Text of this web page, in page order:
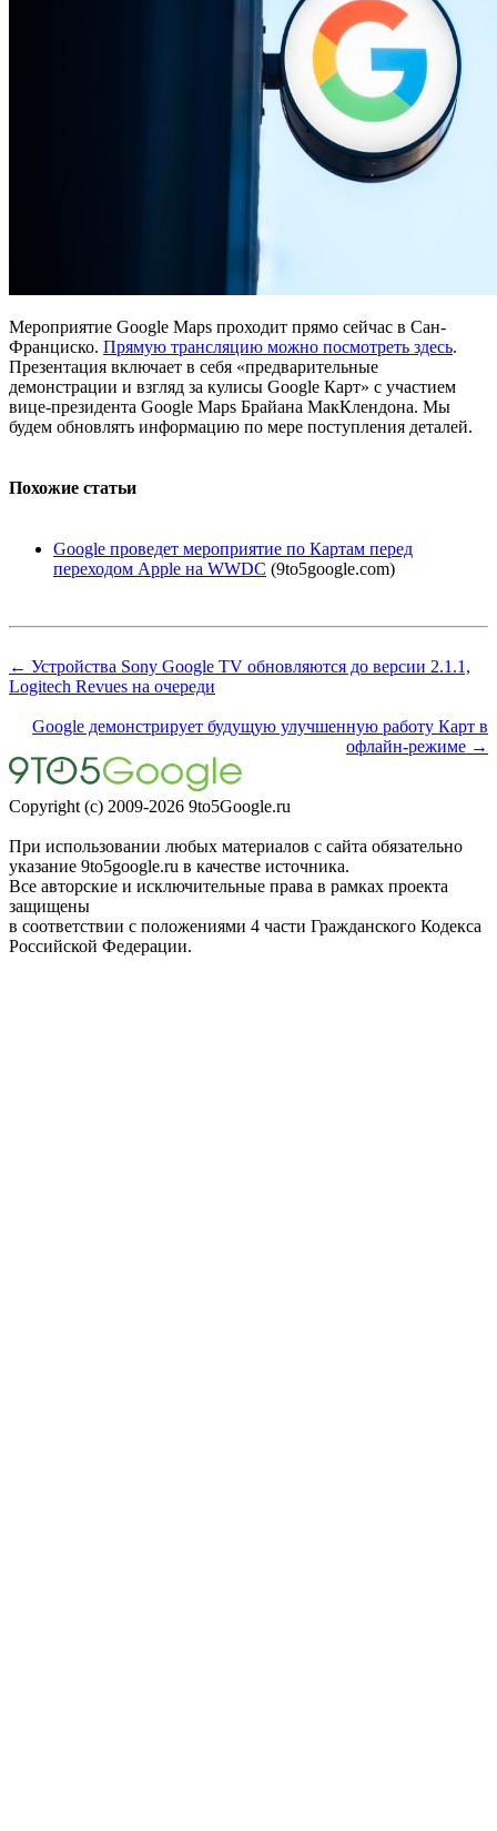
Мероприятие Google Maps проходит прямо сейчас в Сан-
Франциско. Прямую трансляцию можно посмотреть здесь.
Презентация включает в себя «предварительные
демонстрации и взгляд за кулисы Google Карт» с участием
вице-президента Google Maps Брайана МакКлендона. Мы
будем обновлять информацию по мере поступления деталей.
Похожие статьи
Google проведет мероприятие по Картам перед
переходом Apple на WWDC (9to5google.com)
← Устройства Sony Google TV обновляются до версии 2.1.1,
Logitech Revues на очереди
Google демонстрирует будущую улучшенную работу Карт в
офлайн-режиме →
Copyright (c) 2009-2026 9to5Google.ru
При использовании любых материалов с сайта обязательно
указание 9to5google.ru в качестве источника.
Все авторские и исключительные права в рамках проекта
защищены
в соответствии с положениями 4 части Гражданского Кодекса
Российской Федерации.